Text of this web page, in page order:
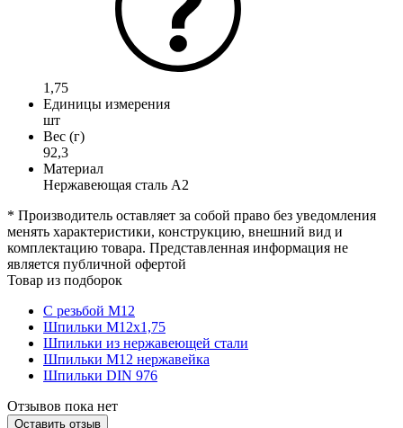
1,75
Единицы измерения
шт
Вес (г)
92,3
Материал
Нержавеющая сталь А2
* Производитель оставляет за собой право без уведомления
менять характеристики, конструкцию, внешний вид и
комплектацию товара. Представленная информация не
является публичной офертой
Товар из подборок
С резьбой М12
Шпильки М12х1,75
Шпильки из нержавеющей стали
Шпильки М12 нержавейка
Шпильки DIN 976
Отзывов пока нет
Оставить отзыв